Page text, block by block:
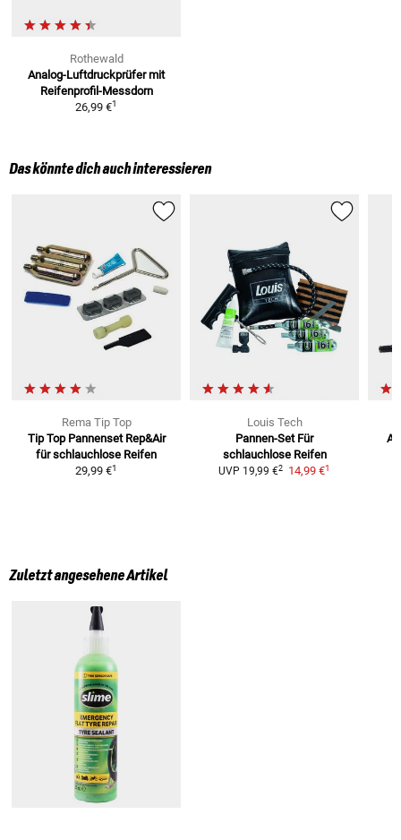
Rothewald
Analog-Luftdruckprüfer mit
Reifenprofil-Messdorn
26,99 €1
Das könnte dich auch interessieren
Rema Tip Top
Tip Top Pannenset Rep&Air
für schlauchlose Reifen
29,99 €1
Louis Tech
Pannen-Set Für
schlauchlose Reifen
UVP 19,99 €2 14,99 €1
Zuletzt angesehene Artikel